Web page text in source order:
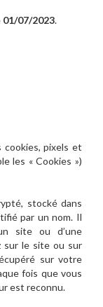
01/07/2023.
pixels et
les « Cookies »)
stocké dans
par un nom. Il
site ou d’une
sur le site ou sur
sur votre
fois que vous
est reconnu.